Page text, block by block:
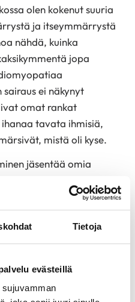
Tietoja
evästeillä
olen kokenut suuria
ja itseymmärrystä
nähdä, kuinka
jopa
ei näkynyt
omat rankat
tavata ihmisiä,
mistä oli kyse.
jäsentää omia
Lääkärien aika on
on aikaa.
ja kysyä toisilta
alkaa olo helpottaa.